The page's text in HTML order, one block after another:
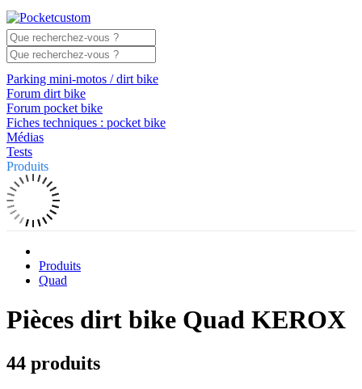
Parking mini-motos / dirt bike
Forum dirt bike
Forum pocket bike
Fiches techniques : pocket bike
Médias
Tests
Produits
Produits
Quad
Pièces dirt bike Quad KEROX
44 produits